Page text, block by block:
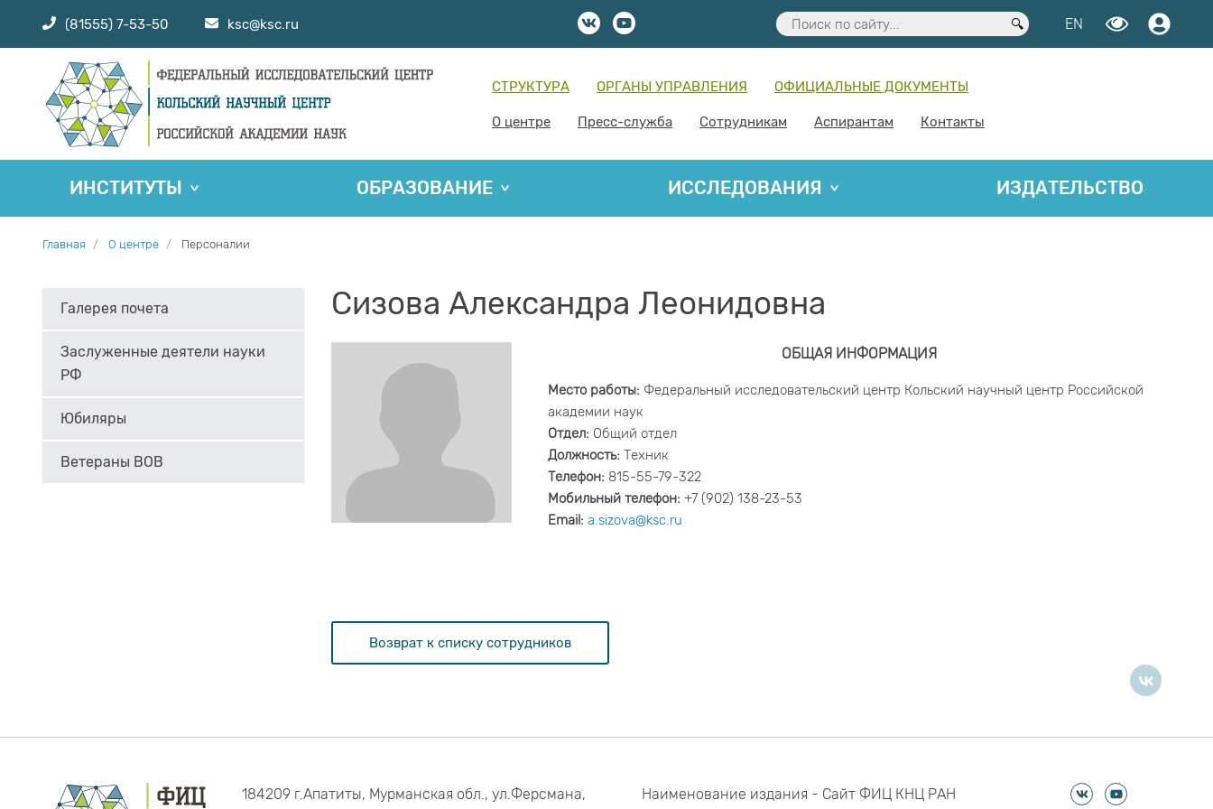
(81555) 7-53-50 ksc@ksc.ru EN
СТРУКТУРА ОРГАНЫ УПРАВЛЕНИЯ ОФИЦИАЛЬНЫЕ ДОКУМЕНТЫ
О центре Пресс-служба Сотрудникам Аспирантам Контакты
ИНСТИТУТЫ ОБРАЗОВАНИЕ ИССЛЕДОВАНИЯ ИЗДАТЕЛЬСТВО
Главная О центре Персоналии
Галерея почета
Заслуженные деятели науки
РФ
Юбиляры
Ветераны ВОВ
Сизова Александра Леонидовна
ОБЩАЯ ИНФОРМАЦИЯ
Место работы: Федеральный исследовательский центр Кольский научный центр Российской
академии наук
Отдел: Общий отдел
Должность: Техник
Телефон: 815-55-79-322
Мобильный телефон: +7 (902) 138-23-53
Email: a.sizova@ksc.ru
Возврат к списку сотрудников
184209 г.Апатиты, Мурманская обл., ул.Ферсмана,
Наименование издания - Сайт ФИЦ КНЦ РАН